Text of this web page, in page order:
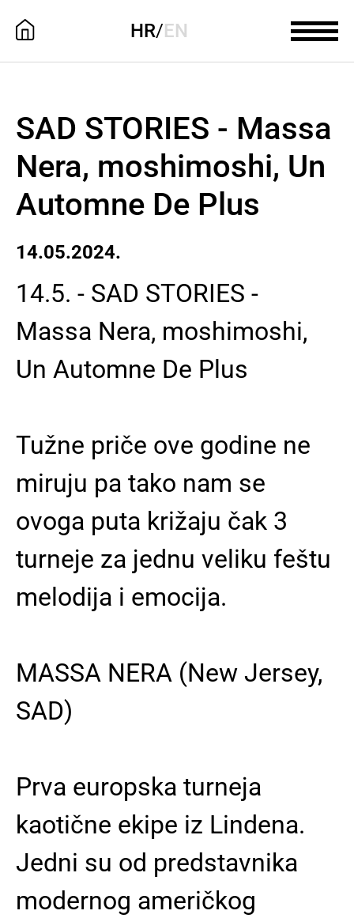
HR/EN
SAD STORIES - Massa
Nera, moshimoshi, Un
Automne De Plus
14.05.2024.
14.5. - SAD STORIES -
Massa Nera, moshimoshi,
Un Automne De Plus
Tužne priče ove godine ne
miruju pa tako nam se
ovoga puta križaju čak 3
turneje za jednu veliku feštu
melodija i emocija.
MASSA NERA (New Jersey,
SAD)
Prva europska turneja
kaotične ekipe iz Lindena.
Jedni su od predstavnika
modernog američkog